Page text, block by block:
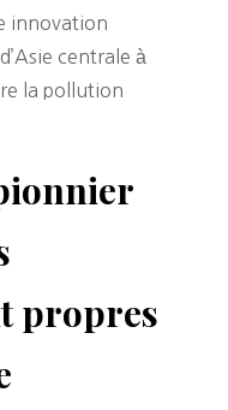
innovation
centrale à
la pollution
propres